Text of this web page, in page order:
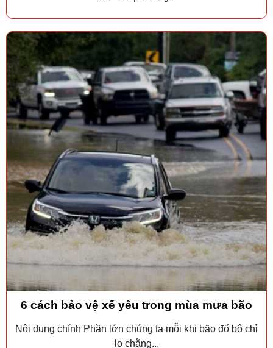
6 cách bảo vệ xế yêu trong mùa mưa bão
Nội dung chính Phần lớn chúng ta mỗi khi bão đổ bộ chỉ
lo chằng...